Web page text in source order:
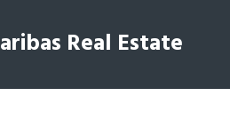
Real Estate